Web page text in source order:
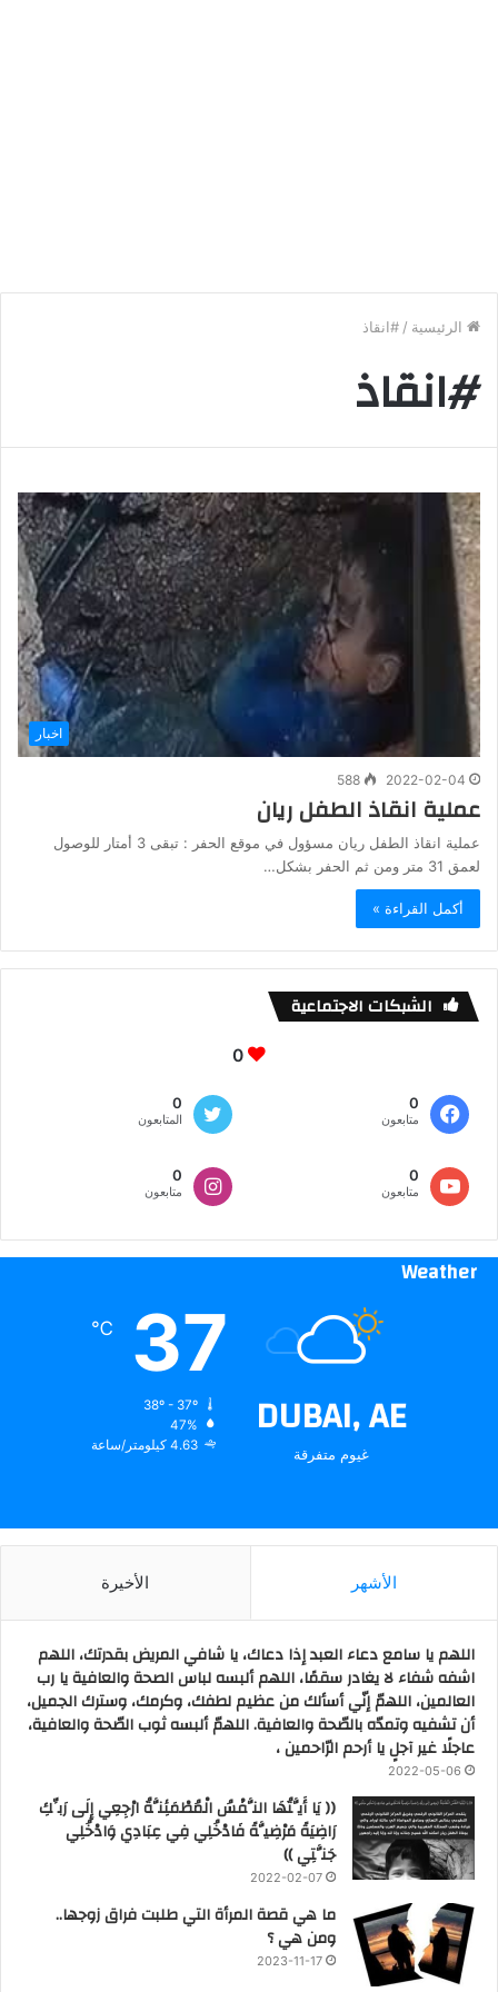
الرئيسية / #انقاذ
#انقاذ
اخبار
2022-02-04
588
عملية انقاذ الطفل ريان
عملية انقاذ الطفل ريان مسؤول في موقع الحفر : تبقى 3 أمتار للوصول
لعمق 31 متر ومن ثم الحفر بشكل…
أكمل القراءة »
الشبكات الاجتماعية
0
0
متابعون
0
المتابعون
0
متابعون
0
متابعون
Weather
DUBAI, AE
غيوم متفرقة
37
℃
47%
4.63 كيلومتر/ساعة
الأشهر الأخيرة
اللهم يا سامع دعاء العبد إذا دعاك، يا شافي المريض بقدرتك، اللهم
اشفه شفاء لا يغادر سقمًا، اللهم ألبسه لباس الصحة والعافية يا رب
العالمين، اللهمّ إنّي أسألك من عظيم لطفك، وكرمك، وسترك الجميل،
أن تشفيه وتمدّه بالصّحة والعافية. اللهمّ ألبسه ثوب الصّحة والعافية،
عاجلًا غير آجلٍ يا أرحم الرّاحمين ،
2022-05-06
(( يَا أَيَّتُهَا النَّفْسُ الْمُطْمَئِنَّةُ ارْجِعِي إِلَى رَبِّكِ
رَاضِيَةً مَرْضِيَّةً فَادْخُلِي فِي عِبَادِي وَادْخُلِي
جَنَّتِي ))
2022-02-07
ما هي قصة المرأة التي طلبت فراق زوجها..
ومن هي ؟
2023-11-17